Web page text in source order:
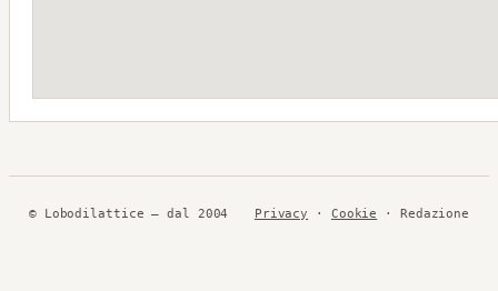
© Lobodilattice — dal 2004 Privacy · Cookie · Redazione